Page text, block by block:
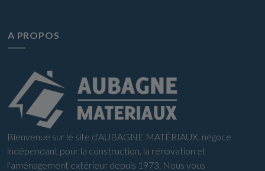
A PROPOS
Bienvenue sur le site d'AUBAGNE MATÉRIAUX, négoce
indépendant pour la construction, la rénovation et
l'aménagement extérieur depuis 1973. Nous vous